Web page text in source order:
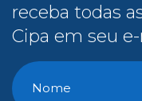
receba todas
Cipa em seu